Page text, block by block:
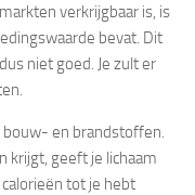
verkrijgbaar is, is
bevat. Dit
niet goed. Je zult er
bouw- en brandstoffen.
krijgt, geeft je lichaam
tot je hebt